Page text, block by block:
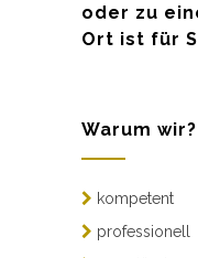
oder zu
Ort ist für
Warum wir?
kompetent
professionell